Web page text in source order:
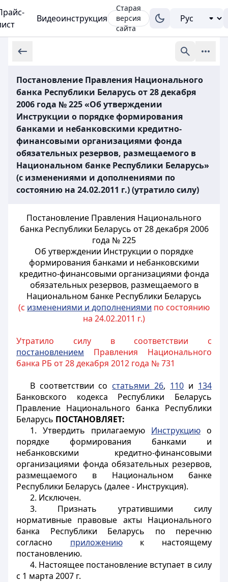
Видеоинструкция
Старая
версия
сайта
Постановление Правления Национального
банка Республики Беларусь от 28 декабря
2006 года № 225 «Об утверждении
Инструкции о порядке формирования
банками и небанковскими кредитно-
финансовыми организациями фонда
обязательных резервов, размещаемого в
Национальном банке Республики Беларусь»
(с изменениями и дополнениями по
состоянию на 24.02.2011 г.) (утратило силу)
Постановление Правления Национального
банка Республики Беларусь от 28 декабря 2006
года № 225
Об утверждении Инструкции о порядке
формирования банками и небанковскими
кредитно-финансовыми организациями фонда
обязательных резервов, размещаемого в
Национальном банке Республики Беларусь
(с изменениями и дополнениями по состоянию
на 24.02.2011 г.)
Утратило силу в соответствии с
постановлением Правления Национального
банка РБ от 28 декабря 2012 года № 731
В соответствии со статьями 26, 110 и 134
Банковского кодекса Республики Беларусь
Правление Национального банка Республики
Беларусь ПОСТАНОВЛЯЕТ:
1. Утвердить прилагаемую Инструкциюо
порядке формирования банками и
небанковскими кредитно-финансовыми
организациями фонда обязательных резервов,
размещаемого в Национальном банке
Республики Беларусь (далее - Инструкция).
2. Исключен.
3. Признать утратившими силу
нормативные правовые акты Национального
банка Республики Беларусь по перечню
согласно приложениюк настоящему
постановлению.
4. Настоящее постановление вступает в силу
с 1 марта 2007 г.